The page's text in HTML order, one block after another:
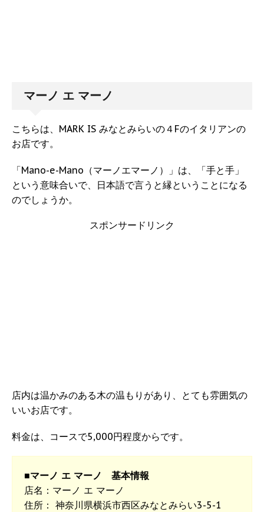
マーノ エ マーノ
こちらは、MARK IS みなとみらいの４Fのイタリアンの
お店です。
「Mano-e-Mano（マーノエマーノ）」は、「手と手」
という意味合いで、日本語で言うと縁ということになる
のでしょうか。
スポンサードリンク
店内は温かみのある木の温もりがあり、とても雰囲気の
いいお店です。
料金は、コースで5,000円程度からです。
■マーノ エ マーノ 基本情報
店名：マーノ エ マーノ
住所： 神奈川県横浜市西区みなとみらい3-5-1